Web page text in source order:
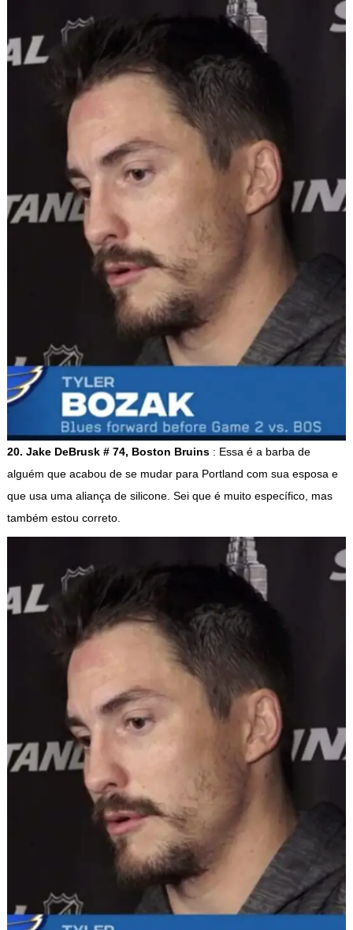
20. Jake DeBrusk # 74, Boston Bruins: Essa é a barba de
alguém que acabou de se mudar para Portland com sua esposa e
que usa uma aliança de silicone. Sei que é muito específico, mas
também estou correto.